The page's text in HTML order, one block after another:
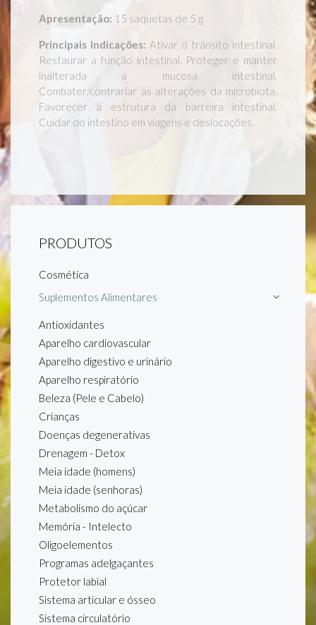
Apresentação: 15 saquetas de 5 g
Principais Indicações: Ativar o trânsito intestinal.
Restaurar a função intestinal. Proteger e manter
inalterada a mucosa intestinal.
Combater/contrariar as alterações da microbiota.
Favorecer a estrutura da barreira intestinal.
Cuidar do intestino em viagens e deslocações.
PRODUTOS
Cosmética
Suplementos Alimentares
Antioxidantes
Aparelho cardiovascular
Aparelho digestivo e urinário
Aparelho respiratório
Beleza (Pele e Cabelo)
Crianças
Doenças degenerativas
Drenagem - Detox
Meia idade (homens)
Meia idade (senhoras)
Metabolismo do açúcar
Memória - Intelecto
Oligoelementos
Programas adelgaçantes
Protetor labial
Sistema articular e ósseo
Sistema circulatório